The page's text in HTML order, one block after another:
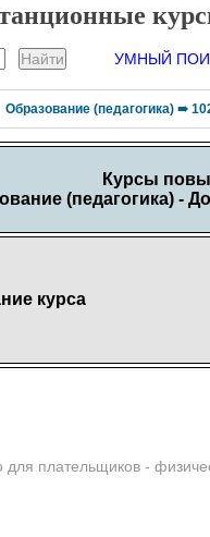
УМНЫЙ
Образование (педагогика) ➠
Курсы
(педагогика) -
курса
для плательщиков -